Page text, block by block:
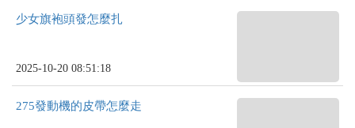
少女旗袍頭發怎麼扎
2025-10-20 08:51:18
275發動機的皮帶怎麼走